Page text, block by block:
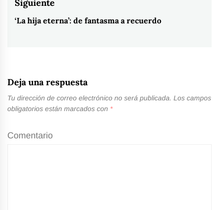
Siguiente
Entrada
‘La hija eterna’: de fantasma a recuerdo
Deja una respuesta
Tu dirección de correo electrónico no será publicada. Los campos
obligatorios están marcados con *
Comentario